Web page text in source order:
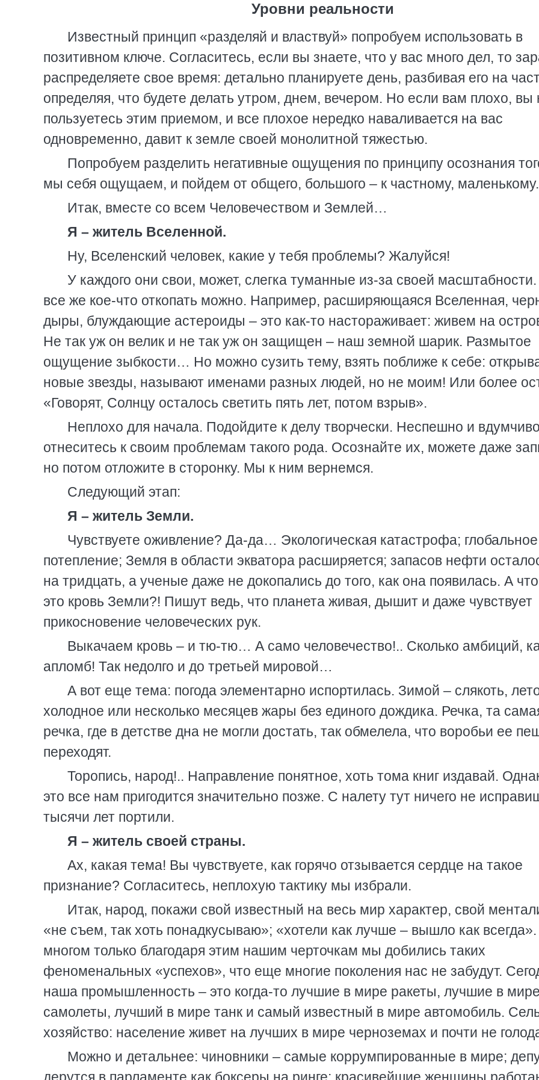
Уровни реальности
Известный принцип «разделяй и властвуй» попробуем использовать в
позитивном ключе. Согласитесь, если вы знаете, что у вас много дел, то
распределяете свое время: детально планируете день, разбивая его на
определяя, что будете делать утром, днем, вечером. Но если вам плохо, вы
пользуетесь этим приемом, и все плохое нередко наваливается на вас
одновременно, давит к земле своей монолитной тяжестью.
Попробуем разделить негативные ощущения по принципу осознания
мы себя ощущаем, и пойдем от общего, большого – к частному, маленькому.
Итак, вместе со всем Человечеством и Землей…
Я – житель Вселенной.
Ну, Вселенский человек, какие у тебя проблемы? Жалуйся!
У каждого они свои, может, слегка туманные из-за своей
все же кое-что откопать можно. Например, расширяющаяся Вселенная,
дыры, блуждающие астероиды – это как-то настораживает: живем на
Не так уж он велик и не так уж он защищен – наш земной шарик. Размытое
ощущение зыбкости… Но можно сузить тему, взять поближе к себе:
новые звезды, называют именами разных людей, но не моим! Или более
«Говорят, Солнцу осталось светить пять лет, потом взрыв».
Неплохо для начала. Подойдите к делу творчески. Неспешно и вдумчиво
отнеситесь к своим проблемам такого рода. Осознайте их, можете даже
но потом отложите в сторонку. Мы к ним вернемся.
Следующий этап:
Я – житель Земли.
Чувствуете оживление? Да-да… Экологическая катастрофа; глобальное
потепление; Земля в области экватора расширяется; запасов нефти
на тридцать, а ученые даже не докопались до того, как она появилась. А
это кровь Земли?! Пишут ведь, что планета живая, дышит и даже чувствует
прикосновение человеческих рук.
Выкачаем кровь – и тю-тю… А само человечество!.. Сколько амбиций,
апломб! Так недолго и до третьей мировой…
А вот еще тема: погода элементарно испортилась. Зимой – слякоть,
холодное или несколько месяцев жары без единого дождика. Речка, та
речка, где в детстве дна не могли достать, так обмелела, что воробьи ее
переходят.
Торопись, народ!.. Направление понятное, хоть тома книг издавай.
это все нам пригодится значительно позже. С налету тут ничего не
тысячи лет портили.
Я – житель своей страны.
Ах, какая тема! Вы чувствуете, как горячо отзывается сердце на такое
признание? Согласитесь, неплохую тактику мы избрали.
Итак, народ, покажи свой известный на весь мир характер, свой
«не съем, так хоть понадкусываю»; «хотели как лучше – вышло как
многом только благодаря этим нашим черточкам мы добились таких
феноменальных «успехов», что еще многие поколения нас не забудут.
наша промышленность – это когда-то лучшие в мире ракеты, лучшие в мире
самолеты, лучший в мире танк и самый известный в мире автомобиль.
хозяйство: население живет на лучших в мире черноземах и почти не
Можно и детальнее: чиновники – самые коррумпированные в мире;